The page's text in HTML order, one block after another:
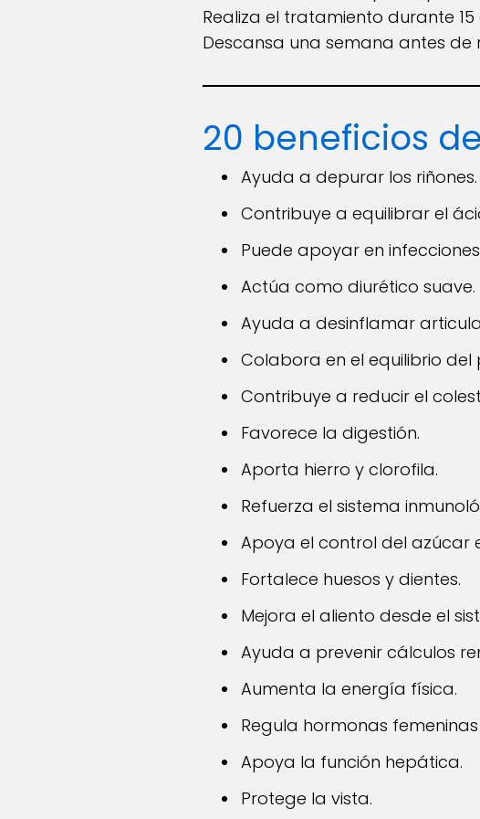
Realiza el tratamiento durante
Descansa una semana antes de
20 beneficios
Ayuda a depurar los riñones.
Contribuye a equilibrar el
Puede apoyar en
Actúa como diurético suave.
Ayuda a desinflamar
Colabora en el equilibrio del
Contribuye a reducir el
Favorece la digestión.
Aporta hierro y clorofila.
Refuerza el sistema
Apoya el control del azúcar
Fortalece huesos y dientes.
Mejora el aliento desde el
Ayuda a prevenir cálculos
Aumenta la energía física.
Regula hormonas
Apoya la función hepática.
Protege la vista.